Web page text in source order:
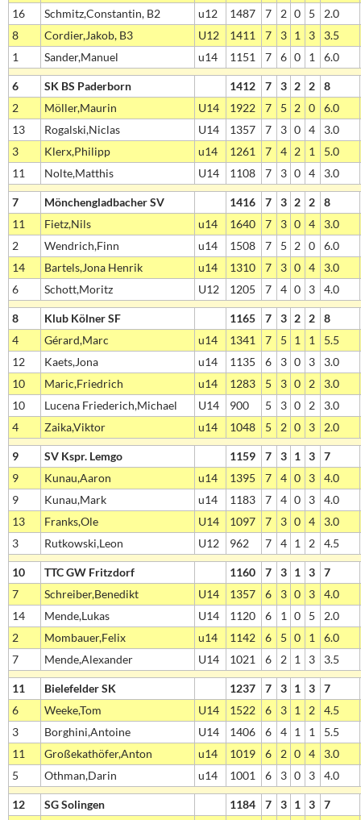
16
Schmitz,Constantin, B2 u12 1487 7 2 0 5
2.0
8
Cordier,Jakob, B3 U12 1411 7 3 1 3
3.5
1
Sander,Manuel u14 1151 7 6 0 1 6.0
6 SK BS Paderborn 1412 7 3 2 2
8
2
Möller,Maurin U14 1922 7 5 2 0
6.0
13
Rogalski,Niclas U14 1357 7 3 0 4
3.0
3
Klerx,Philipp u14 1261 7 4 2 1
5.0
11
Nolte,Matthis U14 1108 7 3 0 4 3.0
7 Mönchengladbacher SV 1416 7 3 2 2
8
11
Fietz,Nils u14 1640 7 3 0 4
3.0
2
Wendrich,Finn u14 1508 7 5 2 0
6.0
14
Bartels,Jona Henrik u14 1310 7 3 0 4
3.0
6
Schott,Moritz U12 1205 7 4 0 3 4.0
8 Klub Kölner SF 1165 7 3 2 2
8
4
Gérard,Marc u14 1341 7 5 1 1
5.5
12
Kaets,Jona u14 1135 6 3 0 3
3.0
10
Maric,Friedrich u14 1283 5 3 0 2
3.0
10
Lucena Friederich,Michael U14 900 5 3 0 2
3.0
4
Zaika,Viktor u14 1048 5 2 0 3 2.0
9 SV Kspr. Lemgo 1159 7 3 1 3
7
9
Kunau,Aaron u14 1395 7 4 0 3
4.0
9
Kunau,Mark u14 1183 7 4 0 3
4.0
13
Franks,Ole U14 1097 7 3 0 4
3.0
3
Rutkowski,Leon U12 962 7 4 1 2 4.5
10 TTC GW Fritzdorf 1160 7 3 1 3
7
7
Schreiber,Benedikt U14 1357 6 3 0 3
4.0
14
Mende,Lukas U14 1120 6 1 0 5
2.0
2
Mombauer,Felix u14 1142 6 5 0 1
6.0
7
Mende,Alexander U14 1021 6 2 1 3 3.5
11 Bielefelder SK 1237 7 3 1 3
7
6
Weeke,Tom U14 1522 6 3 1 2
4.5
3
Borghini,Antoine U14 1406 6 4 1 1
5.5
11
Großekathöfer,Anton u14 1019 6 2 0 4
3.0
5
Othman,Darin u14 1001 6 3 0 3 4.0
12 SG Solingen 1184 7 3 1 3
7